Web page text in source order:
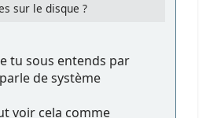
sur le disque ?
tu sous entends par
de système
voir cela comme